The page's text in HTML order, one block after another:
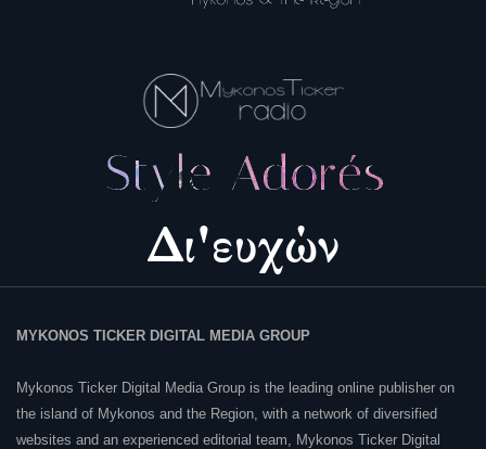
MYKONOS TICKER DIGITAL MEDIA GROUP
Mykonos Ticker Digital Media Group is the leading online publisher on
the island of Mykonos and the Region, with a network of diversified
websites and an experienced editorial team, Mykonos Ticker Digital